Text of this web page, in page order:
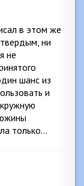
в этом же
ни
не
шанс из
и
только…